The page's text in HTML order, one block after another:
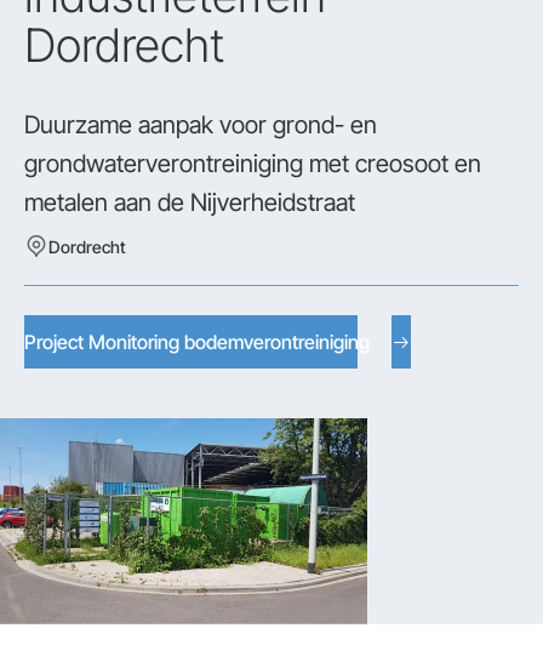
Dordrecht
Duurzame aanpak voor grond- en
grondwaterverontreiniging met creosoot en
metalen aan de Nijverheidstraat
Dordrecht
Project Monitoring bodemverontreiniging